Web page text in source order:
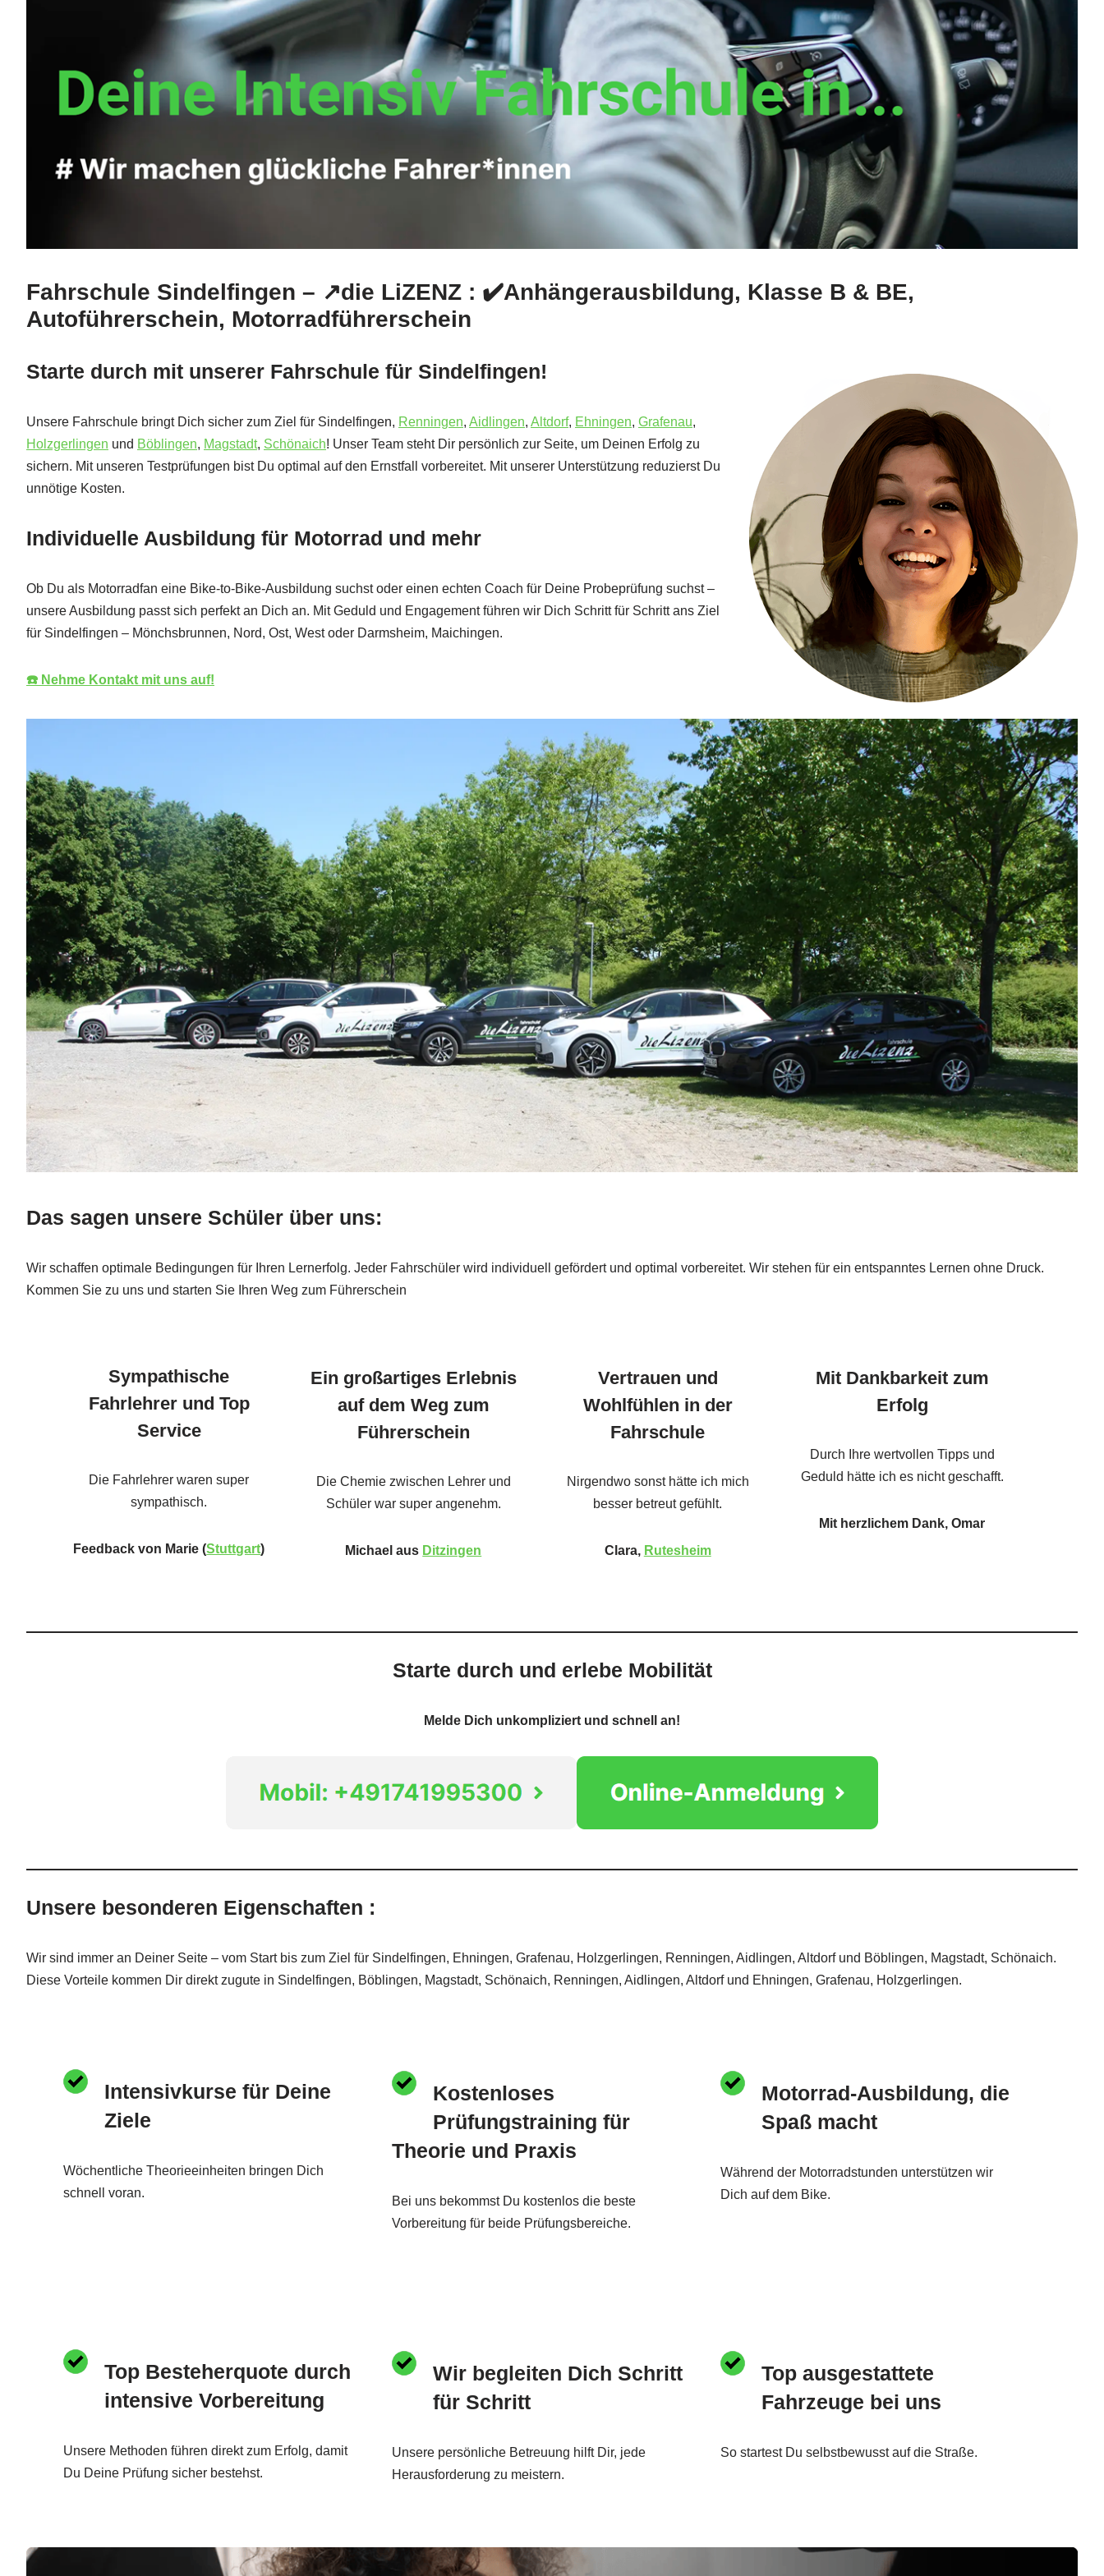
Fahrschule Sindelfingen – ↗️die LiZENZ : ✔️Anhängerausbildung, Klasse B & BE,
Autoführerschein, Motorradführerschein
Starte durch mit unserer Fahrschule für Sindelfingen!
Unsere Fahrschule bringt Dich sicher zum Ziel für Sindelfingen, Renningen, Aidlingen, Altdorf, Ehningen, Grafenau,
Holzgerlingen und Böblingen, Magstadt, Schönaich! Unser Team steht Dir persönlich zur Seite, um Deinen Erfolg zu
sichern. Mit unseren Testprüfungen bist Du optimal auf den Ernstfall vorbereitet. Mit unserer Unterstützung reduzierst Du
unnötige Kosten.
Individuelle Ausbildung für Motorrad und mehr
Ob Du als Motorradfan eine Bike-to-Bike-Ausbildung suchst oder einen echten Coach für Deine Probeprüfung suchst –
unsere Ausbildung passt sich perfekt an Dich an. Mit Geduld und Engagement führen wir Dich Schritt für Schritt ans Ziel
für Sindelfingen – Mönchsbrunnen, Nord, Ost, West oder Darmsheim, Maichingen.
☎️ Nehme Kontakt mit uns auf!
Das sagen unsere Schüler über uns:
Wir schaffen optimale Bedingungen für Ihren Lernerfolg. Jeder Fahrschüler wird individuell gefördert und optimal vorbereitet. Wir stehen für ein entspanntes Lernen ohne Druck.
Kommen Sie zu uns und starten Sie Ihren Weg zum Führerschein
Sympathische
Fahrlehrer und Top
Service
Die Fahrlehrer waren super
sympathisch.
Feedback von Marie (Stuttgart)
Ein großartiges Erlebnis
auf dem Weg zum
Führerschein
Die Chemie zwischen Lehrer und
Schüler war super angenehm.
Michael aus Ditzingen
Vertrauen und
Wohlfühlen in der
Fahrschule
Nirgendwo sonst hätte ich mich
besser betreut gefühlt.
Clara, Rutesheim
Mit Dankbarkeit zum
Erfolg
Durch Ihre wertvollen Tipps und
Geduld hätte ich es nicht geschafft.
Mit herzlichem Dank, Omar
Starte durch und erlebe Mobilität
Melde Dich unkompliziert und schnell an!
Unsere besonderen Eigenschaften :
Wir sind immer an Deiner Seite – vom Start bis zum Ziel für Sindelfingen, Ehningen, Grafenau, Holzgerlingen, Renningen, Aidlingen, Altdorf und Böblingen, Magstadt, Schönaich.
Diese Vorteile kommen Dir direkt zugute in Sindelfingen, Böblingen, Magstadt, Schönaich, Renningen, Aidlingen, Altdorf und Ehningen, Grafenau, Holzgerlingen.
Intensivkurse für Deine
Ziele
Wöchentliche Theorieeinheiten bringen Dich
schnell voran.
Kostenloses
Prüfungstraining für
Theorie und Praxis
Bei uns bekommst Du kostenlos die beste
Vorbereitung für beide Prüfungsbereiche.
Motorrad-Ausbildung, die
Spaß macht
Während der Motorradstunden unterstützen wir
Dich auf dem Bike.
Top Besteherquote durch
intensive Vorbereitung
Unsere Methoden führen direkt zum Erfolg, damit
Du Deine Prüfung sicher bestehst.
Wir begleiten Dich Schritt
für Schritt
Unsere persönliche Betreuung hilft Dir, jede
Herausforderung zu meistern.
Top ausgestattete
Fahrzeuge bei uns
So startest Du selbstbewusst auf die Straße.